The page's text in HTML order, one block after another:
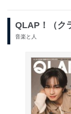
QLAP！（ク
音楽と人